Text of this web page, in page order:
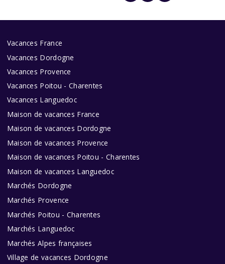
Vacances France
Vacances Dordogne
Vacances Provence
Vacances Poitou - Charentes
Vacances Languedoc
Maison de vacances France
Maison de vacances Dordogne
Maison de vacances Provence
Maison de vacances Poitou - Charentes
Maison de vacances Languedoc
Marchés Dordogne
Marchés Provence
Marchés Poitou - Charentes
Marchés Languedoc
Marchés Alpes françaises
Village de vacances Dordogne